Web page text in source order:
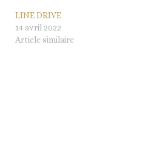
LINE DRIVE
14 avril 2022
Article similaire